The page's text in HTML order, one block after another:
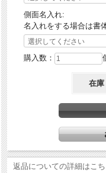
側面名入れ:
名入れをする場合は書
購入数：
在庫
返品についての詳細はこち